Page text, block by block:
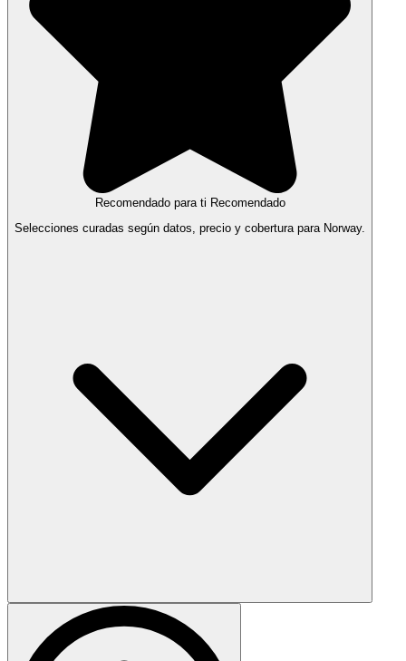
Recomendado para ti Recomendado
Selecciones curadas según datos, precio y cobertura para Norway.